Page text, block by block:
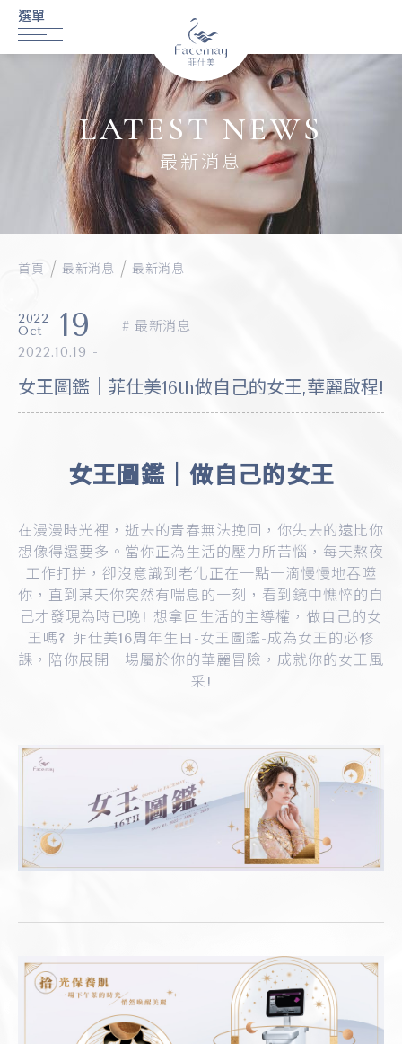
LATEST NEWS
最新消息
首頁 最新消息 最新消息
2022
Oct
19
最新消息
2022.10.19 -
女王圖鑑｜菲仕美16th做自己的女王,華麗啟程!
女王圖鑑｜做自己的女王
在漫漫時光裡，逝去的青春無法挽回，你失去的遠比你
想像得還要多。當你正為生活的壓力所苦惱，每天熬夜
工作打拼，卻沒意識到老化正在一點一滴慢慢地吞噬
你，直到某天你突然有喘息的一刻，看到鏡中憔悴的自
己才發現為時已晚! 想拿回生活的主導權，做自己的女
王嗎? 菲仕美16周年生日-女王圖鑑-成為女王的必修
課，陪你展開一場屬於你的華麗冒險，成就你的女王風
采!